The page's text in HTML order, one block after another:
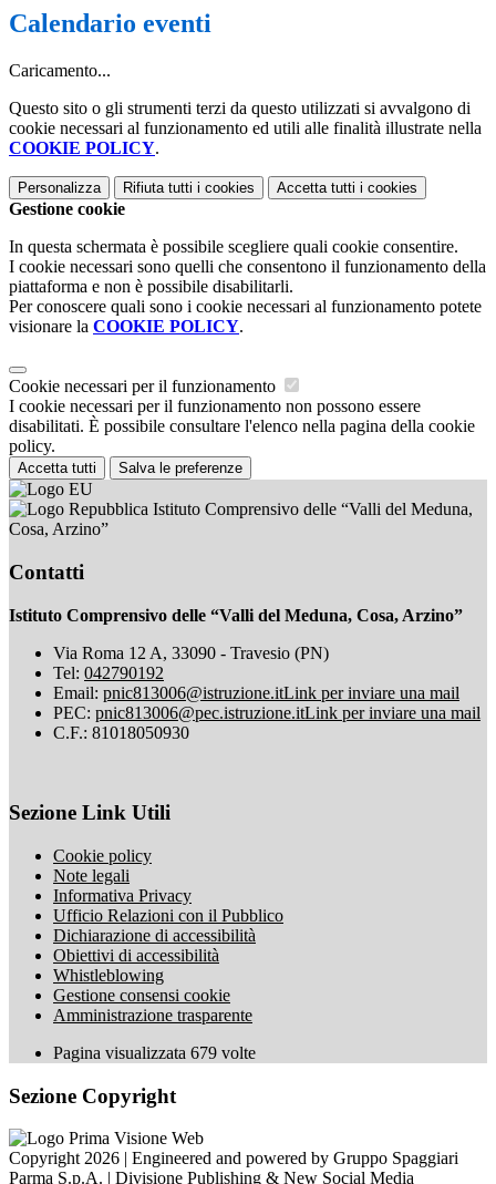
Calendario eventi
Caricamento...
Questo sito o gli strumenti terzi da questo utilizzati si avvalgono di
cookie necessari al funzionamento ed utili alle finalità illustrate nella
COOKIE POLICY.
Personalizza Rifiuta tutti i cookies Accetta tutti i cookies
Gestione cookie
In questa schermata è possibile scegliere quali cookie consentire.
I cookie necessari sono quelli che consentono il funzionamento della
piattaforma e non è possibile disabilitarli.
Per conoscere quali sono i cookie necessari al funzionamento potete
visionare la COOKIE POLICY.
Cookie necessari per il funzionamento
I cookie necessari per il funzionamento non possono essere
disabilitati. È possibile consultare l'elenco nella pagina della cookie
policy.
Accetta tutti Salva le preferenze
Istituto Comprensivo delle “Valli del Meduna,
Cosa, Arzino”
Contatti
Istituto Comprensivo delle “Valli del Meduna, Cosa, Arzino”
Via Roma 12 A, 33090 - Travesio (PN)
Tel: 042790192
Email: pnic813006@istruzione.itLink per inviare una mail
PEC: pnic813006@pec.istruzione.itLink per inviare una mail
C.F.: 81018050930
Sezione Link Utili
Cookie policy
Note legali
Informativa Privacy
Ufficio Relazioni con il Pubblico
Dichiarazione di accessibilità
Obiettivi di accessibilità
Whistleblowing
Gestione consensi cookie
Amministrazione trasparente
Pagina visualizzata 679 volte
Sezione Copyright
Copyright 2026 | Engineered and powered by Gruppo Spaggiari
Parma S.p.A. | Divisione Publishing & New Social Media